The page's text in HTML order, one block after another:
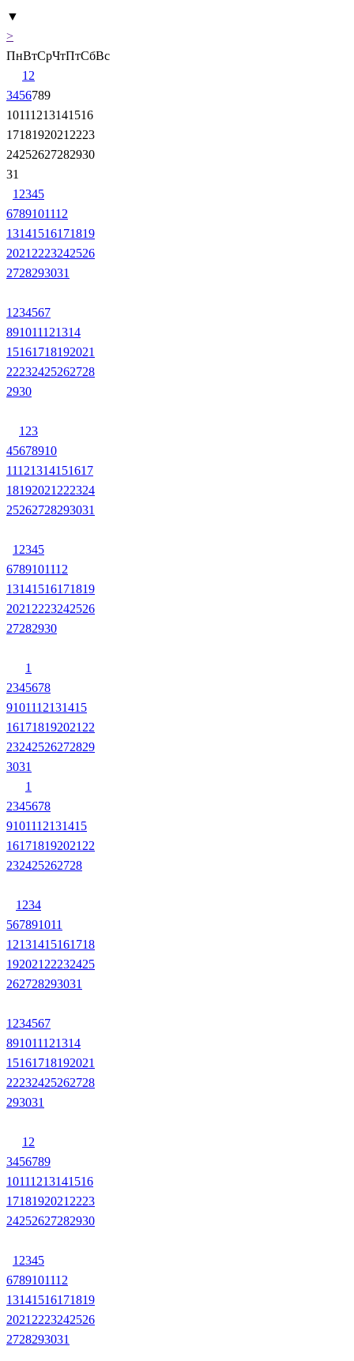
▼
>
ПнВтСрЧтПтСбВс
1 2
3456789
10111213141516
1718192021 2223
24252627282930
31
1 2345
6789101112
13141516171819
2021 2223242526
2728293031
1 234567
891011121314
15161718192021
22232425262728
2930
1 23
45678910
11121314151617
18192021 222324
25262728293031
1 2345
6789101112
13141516171819
2021 2223242526
27282930
1
2345678
9101112131415
161718192021 22
23242526272829
3031
1
2345678
9101112131415
161718192021 22
232425262728
1 234
567891011
12131415161718
192021 22232425
262728293031
1 234567
891011121314
15161718192021
22232425262728
293031
1 2
3456789
10111213141516
1718192021 2223
24252627282930
1 2345
6789101112
13141516171819
2021 2223242526
2728293031